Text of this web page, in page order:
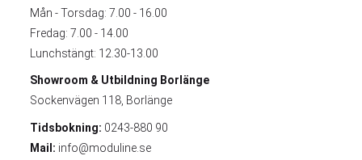
Mån - Torsdag: 7.00 - 16.00
Fredag: 7.00 - 14.00
Lunchstängt: 12.30-13.00
Showroom & Utbildning Borlänge
Sockenvägen 118, Borlänge
Tidsbokning: 0243-880 90
Mail: info@moduline.se